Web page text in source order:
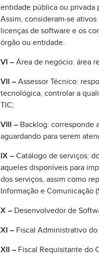
entidade pública ou privada
Assim, consideram-se
licenças de software e os
órgão ou entidade.
VI –Área de negócio: área
VII – Assessor Técnico:
tecnológica, controlar a
TIC;
VIII – Backlog: corresponde
aguardando para serem
IX –Catálogo de serviços:
aqueles disponíveis para
dos serviços, assim como
Informação e Comunicação
X – Desenvolvedor de
XI – Fiscal Administrativo
XII –Fiscal Requisitante do